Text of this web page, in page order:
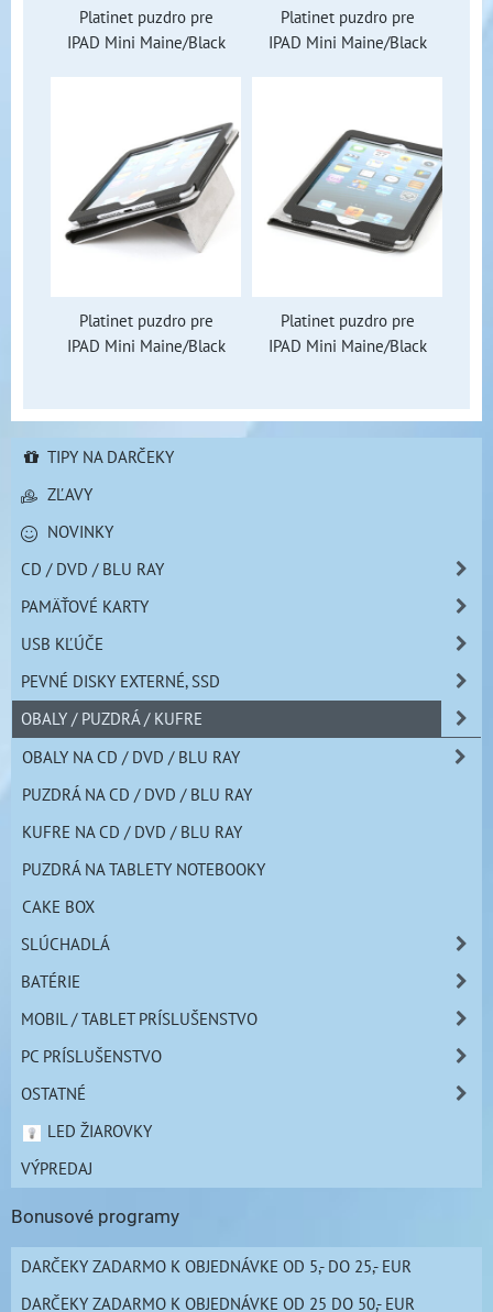
Platinet puzdro pre
IPAD Mini Maine/Black
Platinet puzdro pre
IPAD Mini Maine/Black
Platinet puzdro pre
IPAD Mini Maine/Black
Platinet puzdro pre
IPAD Mini Maine/Black
TIPY NA DARČEKY
ZĽAVY
NOVINKY
CD / DVD / BLU RAY
PAMÄŤOVÉ KARTY
USB KĽÚČE
PEVNÉ DISKY EXTERNÉ, SSD
OBALY / PUZDRÁ / KUFRE
OBALY NA CD / DVD / BLU RAY
PUZDRÁ NA CD / DVD / BLU RAY
KUFRE NA CD / DVD / BLU RAY
PUZDRÁ NA TABLETY NOTEBOOKY
CAKE BOX
SLÚCHADLÁ
BATÉRIE
MOBIL / TABLET PRÍSLUŠENSTVO
PC PRÍSLUŠENSTVO
OSTATNÉ
LED ŽIAROVKY
VÝPREDAJ
Bonusové programy
DARČEKY ZADARMO K OBJEDNÁVKE OD 5,- DO 25,- EUR
DARČEKY ZADARMO K OBJEDNÁVKE OD 25 DO 50,- EUR